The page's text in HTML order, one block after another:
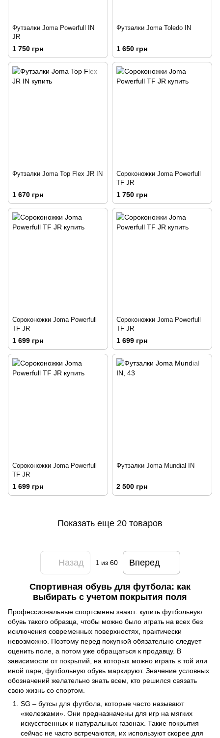
Футзалки Joma Powerfull IN
JR
1 750 грн
Футзалки Joma Toledo IN
1 650 грн
Футзалки Joma Top Flex JR IN
1 670 грн
Сороконожки Joma Powerfull
TF JR
1 750 грн
Сороконожки Joma Powerfull
TF JR
1 699 грн
Сороконожки Joma Powerfull
TF JR
1 699 грн
Сороконожки Joma Powerfull
TF JR
1 699 грн
Футзалки Joma Mundial IN
2 500 грн
Показать еще 20 товаров
Назад 1из 60 Вперед
Спортивная обувь для футбола: как
выбирать с учетом покрытия поля
Профессиональные спортсмены знают: купить футбольную
обувь такого образца, чтобы можно было играть на всех без
исключения современных поверхностях, практически
невозможно. Поэтому перед покупкой обязательно следует
оценить поле, а потом уже обращаться к продавцу. В
зависимости от покрытий, на которых можно играть в той или
иной паре, футбольную обувь маркируют. Значение условных
обозначений желательно знать всем, кто решился связать
свою жизнь со спортом.
SG – бутсы для футбола, которые часто называют
«железками». Они предназначены для игр на мягких
искусственных и натуральных газонах. Такие покрытия
сейчас не часто встречаются, их используют скорее для